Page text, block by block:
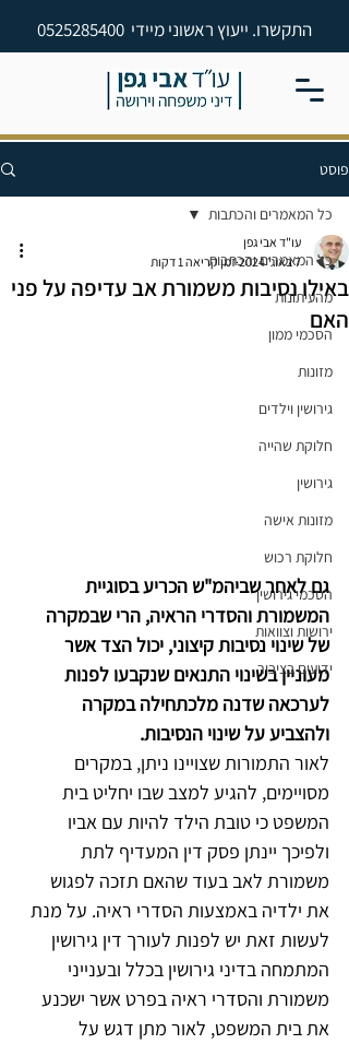
התקשרו. ייעוץ ראשוני מיידי0525285400
פוסט
כל המאמרים והכתבות
מהעיתונות
הסכמי ממון
מזונות
גירושין וילדים
חלוקת שהייה
גירושין
מזונות אישה
חלוקת רכוש
הסכמי גירושין
ירושות וצוואות
ידועים בציבור
כל המאמרים והכתבות
באילו נסיבות משמורת אב עדיפה על פני
האם
עו"ד אבי גפן
7 באוג׳ 2024
זמן קריאה 1 דקות
גם לאחר שביהמ"ש הכריע בסוגיית
המשמורת והסדרי הראיה, הרי שבמקרה
של שינוי נסיבות קיצוני, יכול הצד אשר
מעוניין בשינוי התנאים שנקבעו לפנות
לערכאה שדנה מלכתחילה במקרה
ולהצביע על שינוי הנסיבות.
לאור התמורות שצויינו ניתן, במקרים
מסויימים, להגיע למצב שבו יחליט בית
המשפט כי טובת הילד להיות עם אביו
ולפיכך יינתן פסק דין המעדיף לתת
משמורת לאב בעוד שהאם תזכה לפגוש
את ילדיה באמצעות הסדרי ראיה. על מנת
לעשות זאת יש לפנות לעורך דין גירושין
המתמחה בדיני גירושין בכלל ובענייני
משמורת והסדרי ראיה בפרט אשר ישכנע
את בית המשפט, לאור מתן דגש על